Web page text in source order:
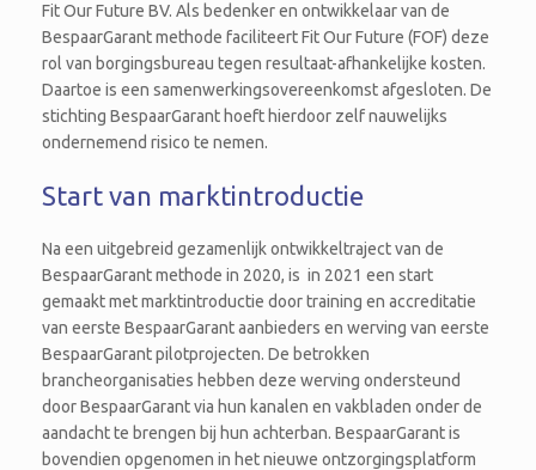
Fit Our Future BV. Als bedenker en ontwikkelaar van de
BespaarGarant methode faciliteert Fit Our Future (FOF) deze
rol van borgingsbureau tegen resultaat-afhankelijke kosten.
Daartoe is een samenwerkingsovereenkomst afgesloten. De
stichting BespaarGarant hoeft hierdoor zelf nauwelijks
ondernemend risico te nemen.
Start van marktintroductie
Na een uitgebreid gezamenlijk ontwikkeltraject van de
BespaarGarant methode in 2020, is in 2021 een start
gemaakt met marktintroductie door training en accreditatie
van eerste BespaarGarant aanbieders en werving van eerste
BespaarGarant pilotprojecten. De betrokken
brancheorganisaties hebben deze werving ondersteund
door BespaarGarant via hun kanalen en vakbladen onder de
aandacht te brengen bij hun achterban. BespaarGarant is
bovendien opgenomen in het nieuwe ontzorgingsplatform